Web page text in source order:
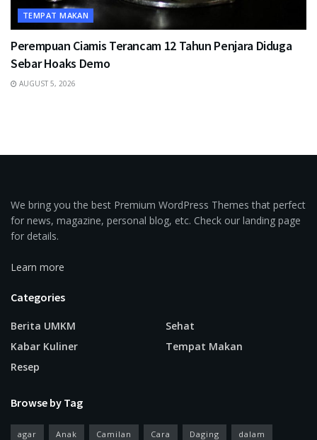
TEMPAT MAKAN
Perempuan Ciamis Terancam 12 Tahun Penjara Diduga
Sebar Hoaks Demo
AUGUST 5, 2026
We bring you the best Premium WordPress Themes that perfect
for news, magazine, personal blog, etc. Check our landing page
for details.
Learn more
Categories
Berita UMKM
Kabar Kuliner
Resep
Sehat
Tempat Makan
Browse by Tag
agar Anak Camilan Cara Daging dalam